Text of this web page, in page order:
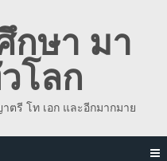
กษา มา
โลก
รี โท เอก และอีกมากมาย